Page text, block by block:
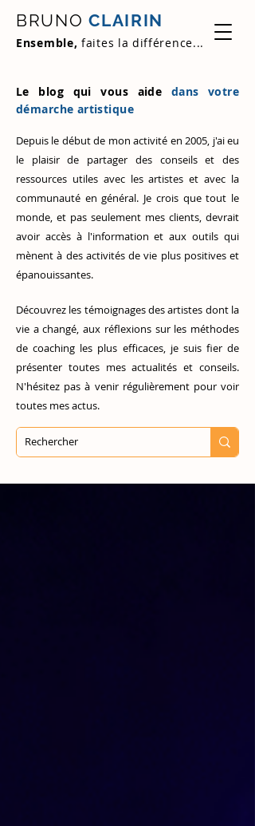
BRUNO CLAIRIN
Ensemble, faites la différence...
Le blog qui vous aide dans votre
démarche artistique
Depuis le début de mon activité en 2005, j'ai eu
le plaisir de partager des conseils et des
ressources utiles avec les artistes et avec la
communauté en général. Je crois que tout le
monde, et pas seulement mes clients, devrait
avoir accès à l'information et aux outils qui
mènent à des activités de vie plus positives et
épanouissantes.
Découvrez les témoignages des artistes dont la
vie a changé, aux réflexions sur les méthodes
de coaching les plus efficaces, je suis fier de
présenter toutes mes actualités et conseils.
N'hésitez pas à venir régulièrement pour voir
toutes mes actus.